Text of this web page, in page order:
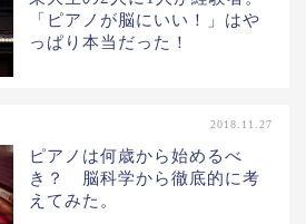
「ピアノが脳にいい！」はや
っぱり本当だった！
2018.11.27
ピアノは何歳から始めるべ
き？ 脳科学から徹底的に考
えてみた。